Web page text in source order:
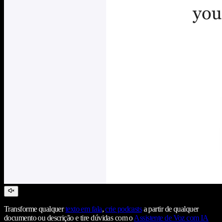
Transforme qualquertexto em fala,crie podcastsa partir de qualquer
documento ou descrição e tire dúvidas com oAssistente de Voz com IA